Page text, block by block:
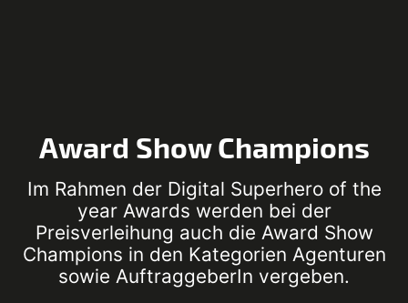
Award Show Champions
Im Rahmen der Digital Superhero of the
year Awards werden bei der
Preisverleihung auch die Award Show
Champions in den Kategorien Agenturen
sowie AuftraggeberIn vergeben.